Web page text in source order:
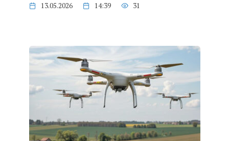
13.05.2026 14:39 31